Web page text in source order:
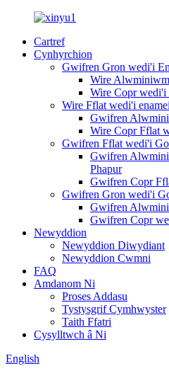
Cartref
Cynhyrchion
Gwifren Gron wedi'i
Wire
Wire Copr wedi'i
Wire Fflat wedi'i
Gwifren
Wire Copr Fflat
Gwifren Fflat wedi'i
Gwifren
Phapur
Gwifren Copr
Gwifren Gron wedi'i
Gwifren
Gwifren Copr
Newyddion
Newyddion Diwydiant
Newyddion Cwmni
FAQ
Amdanom Ni
Proses Addasu
Tystysgrif Cymhwyster
Taith Ffatri
Cysylltwch â Ni
English